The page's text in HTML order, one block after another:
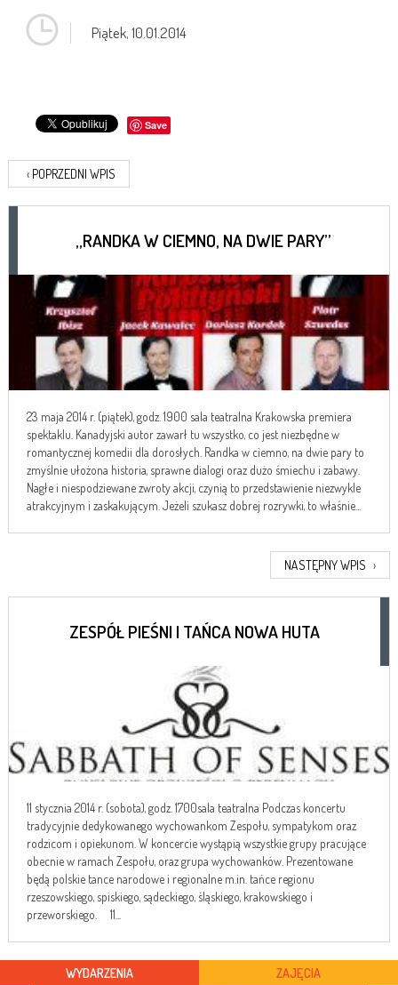
Piątek,10.01.2014
Save
‹ POPRZEDNI WPIS
„RANDKA W CIEMNO, NA DWIE PARY”
23 maja 2014 r. (piątek), godz. 1900 sala teatralna Krakowska premiera
spektaklu. Kanadyjski autor zawarł tu wszystko, co jest niezbędne w
romantycznej komedii dla dorosłych. Randka w ciemno, na dwie pary to
zmyślnie ułożona historia, sprawne dialogi oraz dużo śmiechu i zabawy.
Nagłe i niespodziewane zwroty akcji, czynią to przedstawienie niezwykle
atrakcyjnym i zaskakującym. Jeżeli szukasz dobrej rozrywki, to właśnie...
NASTĘPNY WPIS ›
ZESPÓŁ PIEŚNI I TAŃCA NOWA HUTA
11 stycznia 2014 r. (sobota), godz. 1700sala teatralna Podczas koncertu
tradycyjnie dedykowanego wychowankom Zespołu, sympatykom oraz
rodzicom i opiekunom. W koncercie wystąpią wszystkie grupy pracujące
obecnie w ramach Zespołu, oraz grupa wychowanków. Prezentowane
będą polskie tance narodowe i regionalne m.in. tańce regionu
rzeszowskiego, spiskiego, sądeckiego, śląskiego, krakowskiego i
przeworskiego. 11...
WYDARZENIA ZAJĘCIA